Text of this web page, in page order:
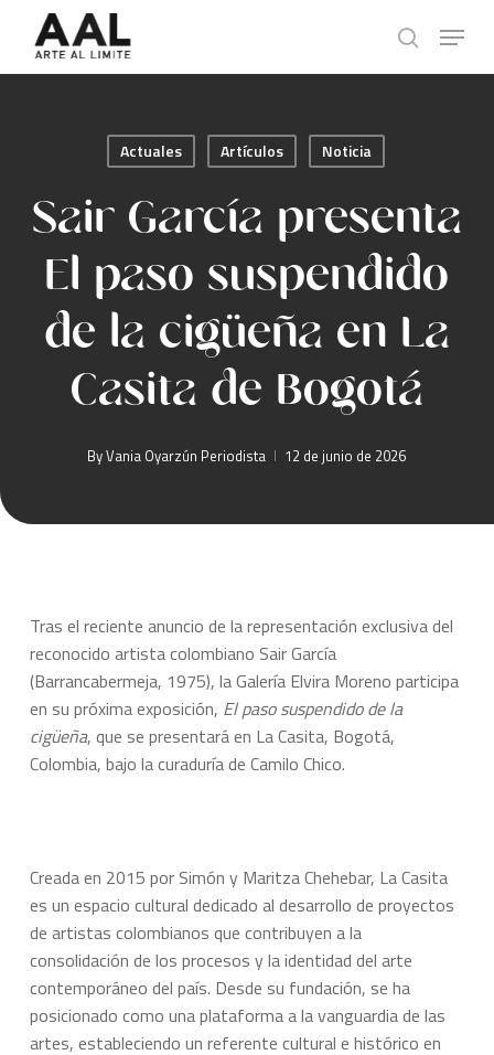
main
search
Menu
Actuales Artículos Noticia
Sair García presenta
El paso suspendido
de la cigüeña en La
Casita de Bogotá
ByVania Oyarzún Periodista 12 de junio de 2026
Tras el reciente anuncio de la representación exclusiva del
reconocido artista colombiano Sair García
(Barrancabermeja, 1975), la Galería Elvira Moreno participa
en su próxima exposición, El paso suspendido de la
cigüeña, que se presentará en La Casita, Bogotá,
Colombia, bajo la curaduría de Camilo Chico.
Creada en 2015 por Simón y Maritza Chehebar, La Casita
es un espacio cultural dedicado al desarrollo de proyectos
de artistas colombianos que contribuyen a la
consolidación de los procesos y la identidad del arte
contemporáneo del país. Desde su fundación, se ha
posicionado como una plataforma a la vanguardia de las
artes, estableciendo un referente cultural e histórico en